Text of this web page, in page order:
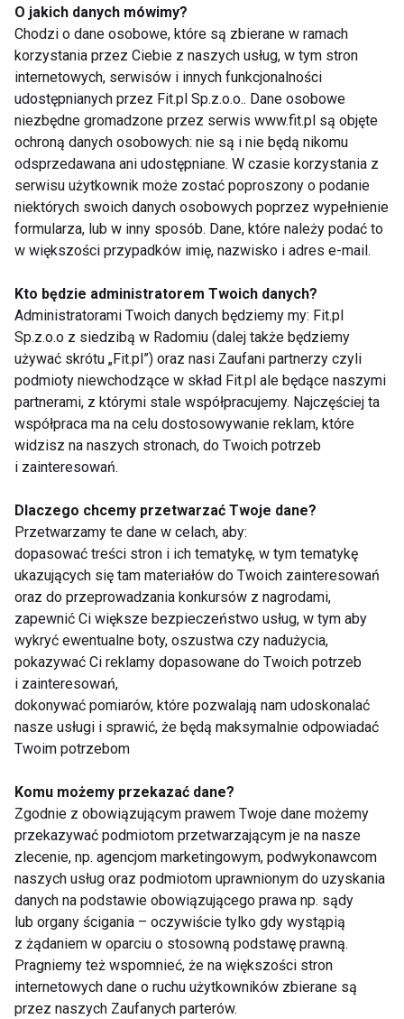
Stosowanie syntetycznej witaminy C jest
niewskazane między innymi w przypadku osób,
którym jednocześnie w zastrzykach podawana jest
witamina B3. Ostrożność powinni w tym zakresie
wykazać również chorzy na cukrzycę, ryzykują
bowiem, że zaburzony zostanie proces wydzielania
insuliny, a do tego wzrośnie zawartość cukru w
moczu i we krwi. Duże dawki syntetycznej witaminy
C wpływają niekorzystnie na tempo przesyłania
impulsów nerwowo-mięśniowych. Dlatego warto
suplementować się jedynie czystą i w pełni
naturalną witaminą C. Przykładem suplementu w
pełni naturalnego jest Vita C firmy DuoLife, która
zawiera w sobie jedynie naturalne źródło z owoców.
WITAMINY ZDROWIE
witaminy
Dlaczego warto
regularnie badać
poziom witaminy D i
jak ją suplementować?
Witamina B5 -
niedoboru
Wpływ witamin D3 i K2
na organizm
Zdrowie i Siła:
witaminy, które
wspierają męski
organizm
Pokaż więcej
O jakich danych mówimy?
Chodzi o dane osobowe, które są zbierane w ramach
korzystania przez Ciebie z naszych usług, w tym stron
internetowych, serwisów i innych funkcjonalności
udostępnianych przez Fit.pl Sp.z.o.o.. Dane osobowe
niezbędne gromadzone przez serwis www.fit.pl są objęte
ochroną danych osobowych: nie są i nie będą nikomu
odsprzedawana ani udostępniane. W czasie korzystania z
serwisu użytkownik może zostać poproszony o podanie
niektórych swoich danych osobowych poprzez wypełnienie
formularza, lub w inny sposób. Dane, które należy podać to
w większości przypadków imię, nazwisko i adres e-mail.
Kto będzie administratorem Twoich danych?
Administratorami Twoich danych będziemy my: Fit.pl
Sp.z.o.o z siedzibą w Radomiu (dalej także będziemy
używać skrótu „Fit.pl”) oraz nasi Zaufani partnerzy czyli
podmioty niewchodzące w skład Fit.pl ale będące naszymi
partnerami, z którymi stale współpracujemy. Najczęściej ta
współpraca ma na celu dostosowywanie reklam, które
widzisz na naszych stronach, do Twoich potrzeb
i zainteresowań.
Dlaczego chcemy przetwarzać Twoje dane?
Przetwarzamy te dane w celach, aby:
dopasować treści stron i ich tematykę, w tym tematykę
ukazujących się tam materiałów do Twoich zainteresowań
oraz do przeprowadzania konkursów z nagrodami,
zapewnić Ci większe bezpieczeństwo usług, w tym aby
wykryć ewentualne boty, oszustwa czy nadużycia,
pokazywać Ci reklamy dopasowane do Twoich potrzeb
i zainteresowań,
dokonywać pomiarów, które pozwalają nam udoskonalać
nasze usługi i sprawić, że będą maksymalnie odpowiadać
Twoim potrzebom
Komu możemy przekazać dane?
Zgodnie z obowiązującym prawem Twoje dane możemy
przekazywać podmiotom przetwarzającym je na nasze
zlecenie, np. agencjom marketingowym, podwykonawcom
naszych usług oraz podmiotom uprawnionym do uzyskania
danych na podstawie obowiązującego prawa np. sądy
lub organy ścigania – oczywiście tylko gdy wystąpią
z żądaniem w oparciu o stosowną podstawę prawną.
Pragniemy też wspomnieć, że na większości stron
internetowych dane o ruchu użytkowników zbierane są
przez naszych Zaufanych parterów.